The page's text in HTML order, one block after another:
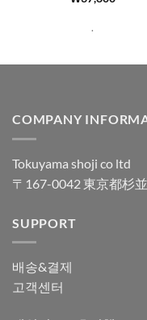
.
COMPANY
Tokuyama shoji co ltd
〒167-0042 東京都杉
SUPPORT
배송&결제
고객센터